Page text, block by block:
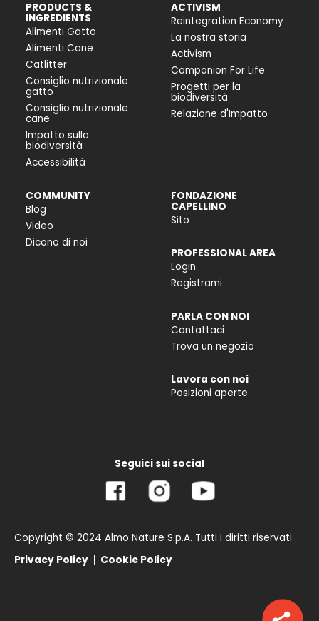
PRODUCTS &
INGREDIENTS
Alimenti Gatto
Alimenti Cane
Catlitter
Consiglio nutrizionale
gatto
Consiglio nutrizionale
cane
Impatto sulla
biodiversità
Accessibilità
ACTIVISM
Reintegration Economy
La nostra storia
Activism
Companion For Life
Progetti per la
biodiversità
Relazione d'Impatto
COMMUNITY
Blog
Video
Dicono di noi
FONDAZIONE
CAPELLINO
Sito
PROFESSIONAL AREA
Login
Registrami
PARLA CON NOI
Contattaci
Trova un negozio
Lavora con noi
Posizioni aperte
Seguici sui social
Copyright © 2024 Almo Nature S.p.A. Tutti i diritti riservati
Privacy Policy
Cookie Policy